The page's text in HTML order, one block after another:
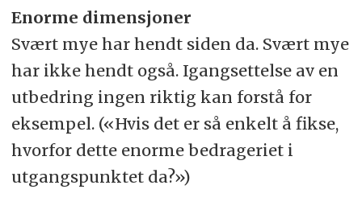
Enorme dimensjoner
Svært mye har hendt siden da. Svært mye
har ikke hendt også. Igangsettelse av en
utbedring ingen riktig kan forstå for
eksempel. («Hvis det er så enkelt å fikse,
hvorfor dette enorme bedrageriet i
utgangspunktet da?»)